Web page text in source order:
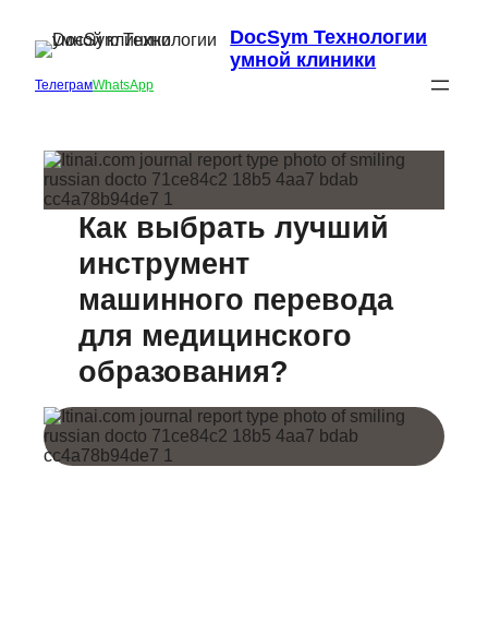
DocSym Технологии
умной клиники
ТелеграмWhatsApp
Как выбрать лучший
инструмент
машинного перевода
для медицинского
образования?